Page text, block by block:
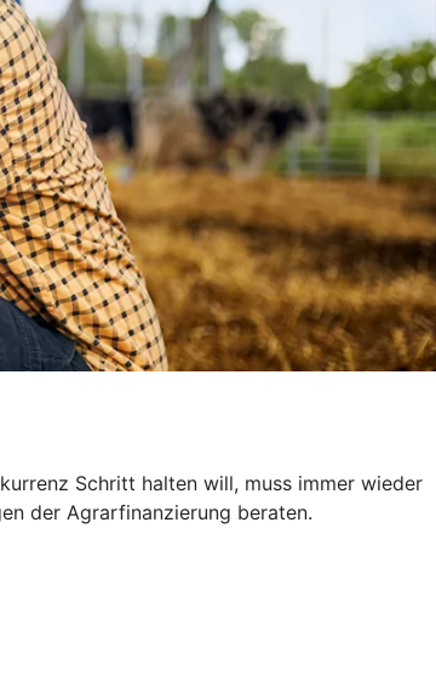
Schritt halten will, muss immer wieder
der Agrarfinanzierung beraten.